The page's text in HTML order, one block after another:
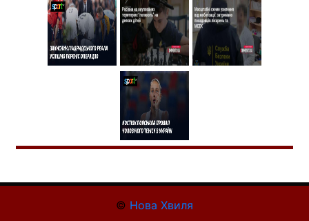
© Нова Хвиля